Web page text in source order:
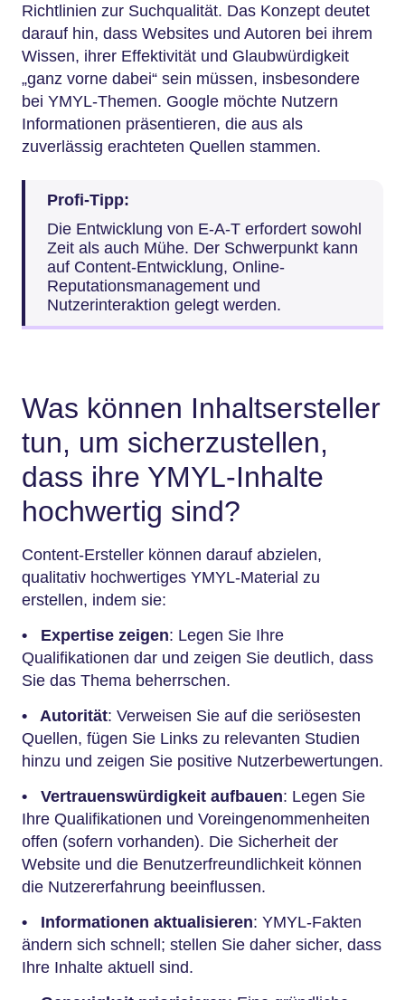
Richtlinien zur Suchqualität. Das Konzept deutet
darauf hin, dass Websites und Autoren bei ihrem
Wissen, ihrer Effektivität und Glaubwürdigkeit
„ganz vorne dabei“ sein müssen, insbesondere
bei YMYL-Themen. Google möchte Nutzern
Informationen präsentieren, die aus als
zuverlässig erachteten Quellen stammen.
Profi-Tipp:
Die Entwicklung von E-A-T erfordert sowohl
Zeit als auch Mühe. Der Schwerpunkt kann
auf Content-Entwicklung, Online-
Reputationsmanagement und
Nutzerinteraktion gelegt werden.
Was können Inhaltsersteller
tun, um sicherzustellen,
dass ihre YMYL-Inhalte
hochwertig sind?
Content-Ersteller können darauf abzielen,
qualitativ hochwertiges YMYL-Material zu
erstellen, indem sie:
• Expertise zeigen: Legen Sie Ihre
Qualifikationen dar und zeigen Sie deutlich, dass
Sie das Thema beherrschen.
• Autorität: Verweisen Sie auf die seriösesten
Quellen, fügen Sie Links zu relevanten Studien
hinzu und zeigen Sie positive Nutzerbewertungen.
• Vertrauenswürdigkeit aufbauen: Legen Sie
Ihre Qualifikationen und Voreingenommenheiten
offen (sofern vorhanden). Die Sicherheit der
Website und die Benutzerfreundlichkeit können
die Nutzererfahrung beeinflussen.
• Informationen aktualisieren: YMYL-Fakten
ändern sich schnell; stellen Sie daher sicher, dass
Ihre Inhalte aktuell sind.